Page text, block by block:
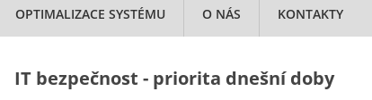
OPTIMALIZACE SYSTÉMU O NÁS KONTAKTY
IT bezpečnost - priorita dnešní doby